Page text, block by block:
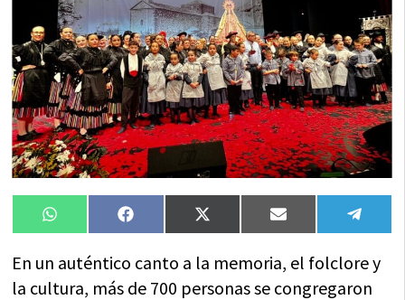
Compartir
en
WhatsAppCompartir
en
FacebookCompartir
en
X
(Twitter)
Compartir
en
Email
en
En un auténtico canto a la memoria, el folclore y
la cultura, más de 700 personas se congregaron